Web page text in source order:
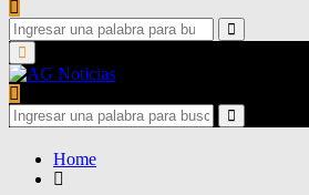
Search
for:
Search
Primary
Menu
Search
for:
Search
Home